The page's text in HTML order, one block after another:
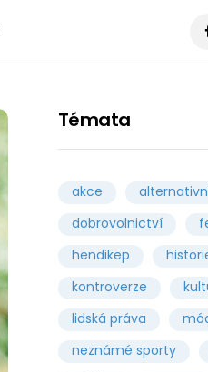
Témata
akce
dobrovolnictví
hendikep
kontroverze
lidská práva
neznámé sporty